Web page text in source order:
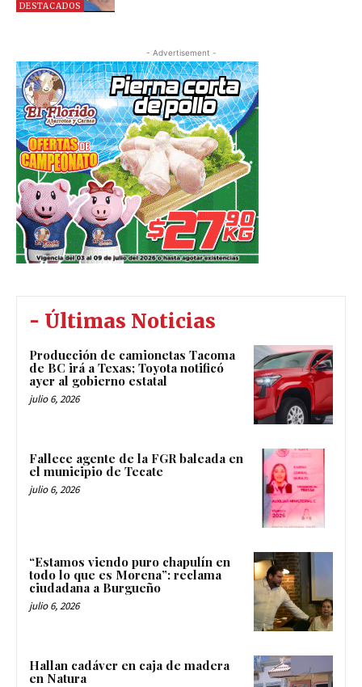
DESTACADOS
- Advertisement -
- Últimas Noticias
Producción de camionetas Tacoma
de BC irá a Texas; Toyota notificó
ayer al gobierno estatal
julio 6, 2026
Fallece agente de la FGR baleada en
el municipio de Tecate
julio 6, 2026
“Estamos viendo puro chapulín en
todo lo que es Morena”: reclama
ciudadana a Burgueño
julio 6, 2026
Hallan cadáver en caja de madera
en Natura